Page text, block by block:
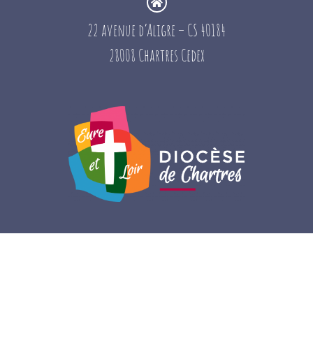
22 avenue d’Aligre – CS 40184
28008 Chartres Cedex